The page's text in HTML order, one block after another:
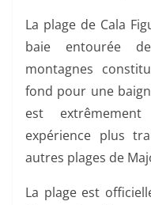
La plage de Cala
baie entourée
montagnes
fond pour une
est
expérience plus
autres plages de
La plage est